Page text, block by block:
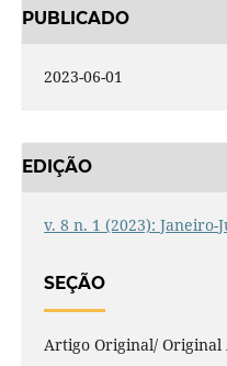
PUBLICADO
2023-06-01
EDIÇÃO
v. 8 n. 1 (2023): Janeiro-
SEÇÃO
Artigo Original/